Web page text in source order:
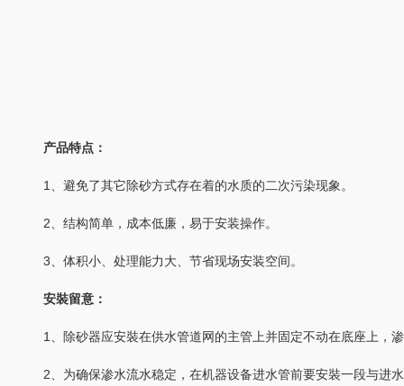
产品特点：
1、避免了其它除砂方式存在着的水质的二次污染现象。
2、结构简单，成本低廉，易于安装操作。
3、体积小、处理能力大、节省现场安装空间。
安裝留意：
1、除砂器应安裝在供水管道网的主管上并固定不动在底座上，
2、为确保渗水流水稳定，在机器设备进水管前要安裝一段与进